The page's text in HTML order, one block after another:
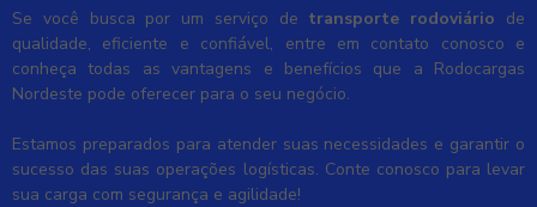
Se você busca por um serviço de transporte rodoviário de
qualidade, eficiente e confiável, entre em contato conosco e
conheça todas as vantagens e benefícios que a Rodocargas
Nordeste pode oferecer para o seu negócio.
Estamos preparados para atender suas necessidades e garantir o
sucesso das suas operações logísticas. Conte conosco para levar
sua carga com segurança e agilidade!